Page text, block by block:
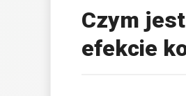
Czym
efekcie